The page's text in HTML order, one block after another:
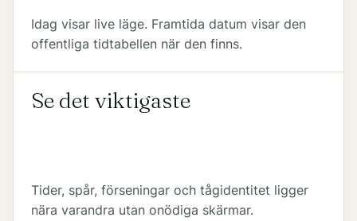
Idag visar live läge. Framtida datum visar den
offentliga tidtabellen när den finns.
Se det viktigaste
Tider, spår, förseningar och tågidentitet ligger
nära varandra utan onödiga skärmar.